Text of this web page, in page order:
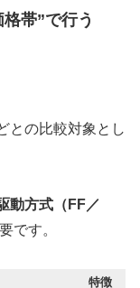
帯”で行う
との比較対象とし
動方式（FF／
です。
特徴